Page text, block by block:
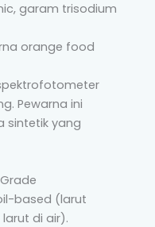
garam trisodium
orange food
Pewarna ini
sintetik yang
based (larut
di air).